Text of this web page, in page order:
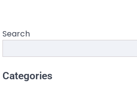
Search
Categories